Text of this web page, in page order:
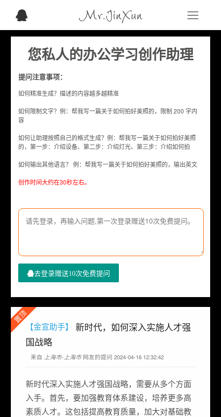
Mr.JinXun
您私人的办公学习创作助理
提问注意事项：
如何精准生成？描述的内容越多越精准
如何限制文字？例：帮我写一篇关于如何拍好美照的，限制 200 字内
容
如何让助理按照自己的格式生成？例：帮我写一篇关于如何拍好美照
的，第一步：介绍设备、第二步：介绍灯光、第三步：介绍如何拍
如何输出其他语言？ 例：帮我写一篇关于如何拍好美照的，输出英文
创作时间大约在30秒左右。
去登录赠送10次免费提问
置顶
【金宣助手】
新时代，如何深入实施人才强
国战略
来自 上海市-上海市网友的提问 2024-04-16 12:32:42
新时代深入实施人才强国战略，需要从多个方面
入手。首先，要加强教育体系建设，培养更多高
素质人才。这包括提高教育质量，加大对基础教